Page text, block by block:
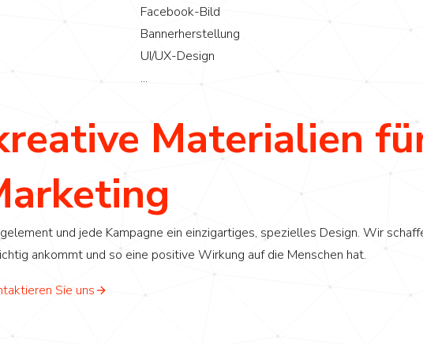
Facebook-Bild
Bannerherstellung
UI/UX-Design
...
Materialien
und jede Kampagne ein einzigartiges, spezielles Design. Wir
ankommt und so eine positive Wirkung auf die Menschen hat.
Sie uns